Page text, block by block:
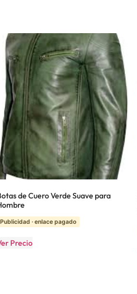
de Cuero Verde Suave para
Publicidad · enlace pagado
Precio